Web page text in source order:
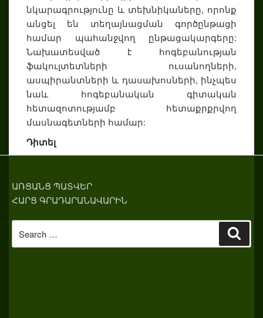
նկարագրությունը և տեխնիկաները, որոնք
անցել են տեղայնացման գործընթացի
համար պահանջվող ընթացակարգերը:
Նախատեսված է հոգեբանության
ֆակուլտետների ուսանողների,
ասպիրանտների և դասախոսների, ինչպես
նաև հոգեբանական գիտական
հետազոտությամբ հետաքրքրվող
մասնագետների համար:
Դիտել
ԱՌՑԱՆՑ ՊԱՏՎԵՐ
ՀԱՐՑ ԳՐԱԴԱՐԱՆԱՎԱՐԻՆ
for: